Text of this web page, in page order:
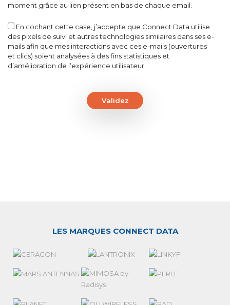
moment grâce au lien présent en bas de chaque email.
En cochant cette case, j’accepte que Connect Data utilise
des pixels de suivi et autres technologies similaires dans ses e-
mails afin que mes interactions avec ces e-mails (ouvertures
et clics) soient analysées à des fins statistiques et
d’amélioration de l’expérience utilisateur.
Validez
LES MARQUES CONNECT DATA